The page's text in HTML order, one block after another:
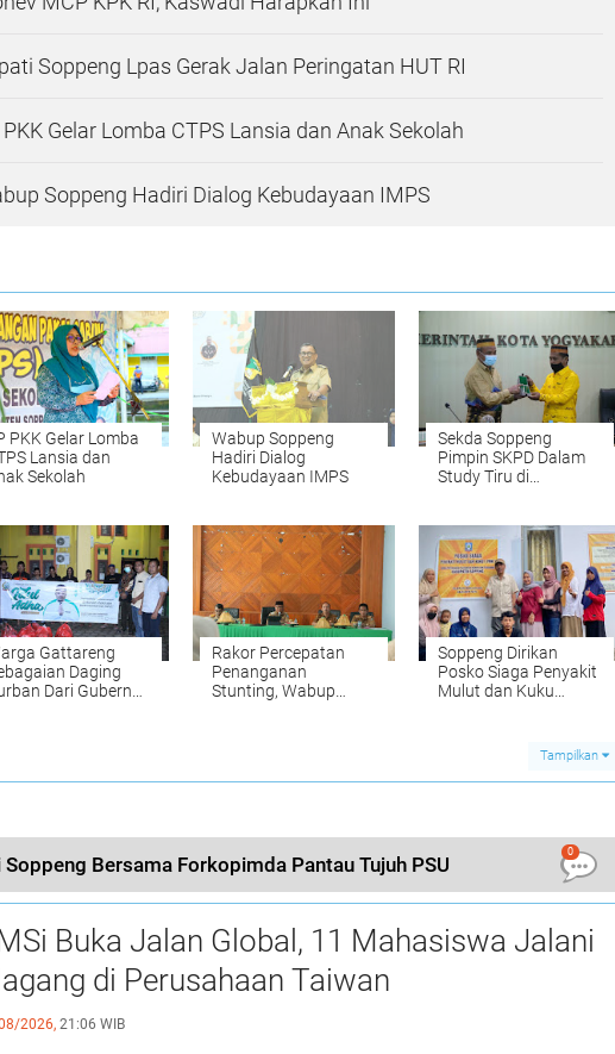
Soppeng Lpas Gerak Jalan Peringatan HUT RI
Gelar Lomba CTPS Lansia dan Anak Sekolah
Soppeng Hadiri Dialog Kebudayaan IMPS
PKK Gelar Lomba
Lansia dan
Sekolah
Wabup Soppeng
Hadiri Dialog
Kebudayaan IMPS
Sekda Soppeng
Pimpin SKPD Dalam
Study Tiru di
Gattareng
Daging
Dari Gubernur
Rakor Percepatan
Penanganan
Stunting, Wabup
Soppeng Dirikan
Posko Siaga Penyakit
Mulut dan Kuku
Tampilkan
Soppeng Bersama Forkopimda Pantau Tujuh PSU
0
Buka Jalan Global, 11 Mahasiswa Jalani
di Perusahaan Taiwan
2026, 21:06 WIB